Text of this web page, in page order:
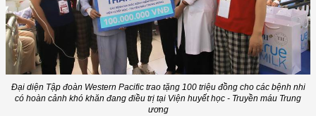
Đại diện Tập đoàn Western Pacific trao tặng 100 triệu đồng cho các bệnh nhi
có hoàn cảnh khó khăn đang điều trị tại Viện huyết học - Truyền máu Trung
ương